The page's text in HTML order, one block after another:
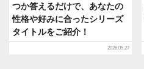
つか答えるだけで、あなたの
性格や好みに合ったシリーズ
タイトルをご紹介！
2026.05.27